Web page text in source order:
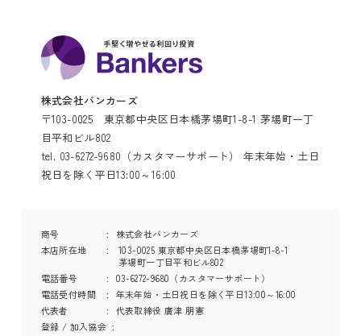
株式会社バンカーズ
〒103-0025 東京都中央区日本橋茅場町1-8-1 茅場町一丁
目平和ビル802
tel. 03-6272-9680（カスタマーサポート） 年末年始・土日
祝日を除く平日13:00～16:00
商号
株式会社バンカーズ
本店所在地
103-0025 東京都中央区日本橋茅場町1-8-1
茅場町一丁目平和ビル802
電話番号
03-6272-9680（カスタマーサポート）
電話受付時間
年末年始・土日祝日を除く平日13:00～16:00
代表者
代表取締役 廣津 朋憲
登録 / 加入協会